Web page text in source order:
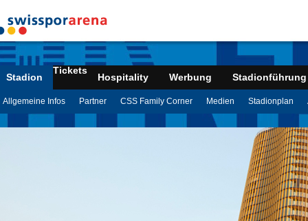
Stadion
Tickets
Hospitality Werbung Stadionführung
Allgemeine Infos Partner CSS Family Corner Medien Stadionplan